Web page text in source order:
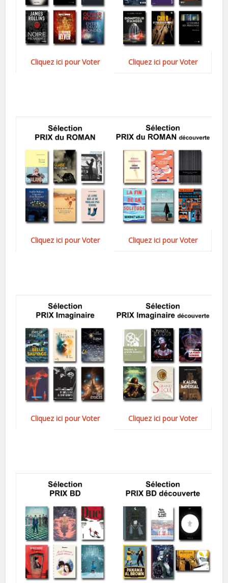
Cliquez ici pour Voter Cliquez ici pour Voter
Cliquez ici pour Voter Cliquez ici pour Voter
Cliquez ici pour Voter Cliquez ici pour Voter